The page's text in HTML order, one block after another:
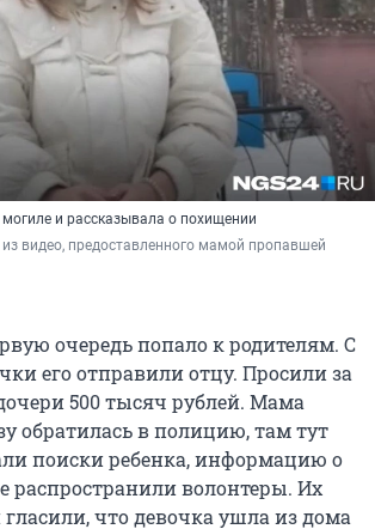
и рассказывала о похищении
видео, предоставленного мамой пропавшей
очередь попало к родителям. С
его отправили отцу. Просили за
500 тысяч рублей. Мама
обратилась в полицию, там тут
поиски ребенка, информацию о
распространили волонтеры. Их
что девочка ушла из дома